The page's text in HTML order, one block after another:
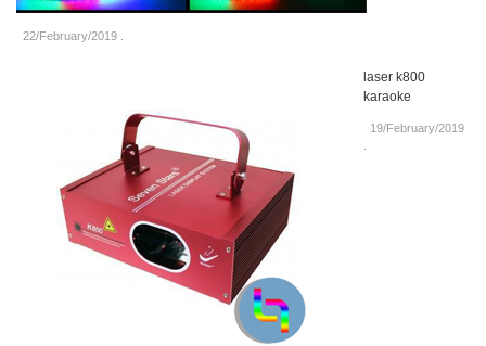
22/February/2019
laser k800
karaoke
19/February/2019